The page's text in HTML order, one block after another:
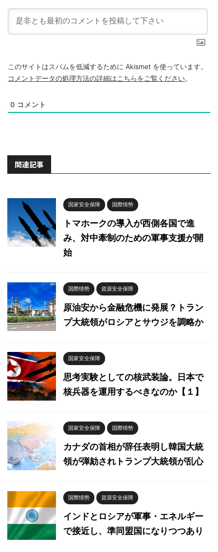
このサイトはスパムを低減するために Akismet を使っています。
コメントデータの処理方法の詳細はこちらをご覧ください。
0 コメント
関連記事
国家安全保障 国際情勢
トマホークの導入が西側各国で進
み、対中牽制のための軍事支援が開
始
国際情勢 資源安全保障
原油安から金融危機に発展？トラン
プ大統領がロシアとサウジを調略か
国家安全保障
思考実験としての核武装論。日本で
核兵器を運用するべきなのか【１】
国家安全保障 国際情勢
カナダの首相が辞任表明し韓国大統
領が弾劾されトランプ大統領が乱心
国際情勢 資源安全保障
インドとロシアが軍事・エネルギー
で接近し、準同盟国になりつつあり